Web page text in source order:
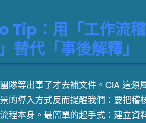
Tip：用「工作流稽
替代「事後解釋」
隊等出事了才去補文件。CIA 這類
的導入方式反而提醒我們：要把稽
程本身。最簡單的起手式：建立資